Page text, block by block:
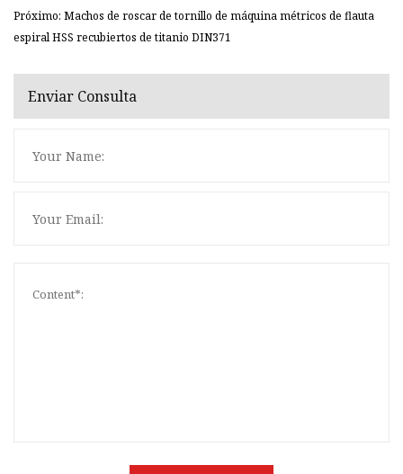
Próximo: Machos de roscar de tornillo de máquina métricos de flauta
espiral HSS recubiertos de titanio DIN371
Enviar Consulta